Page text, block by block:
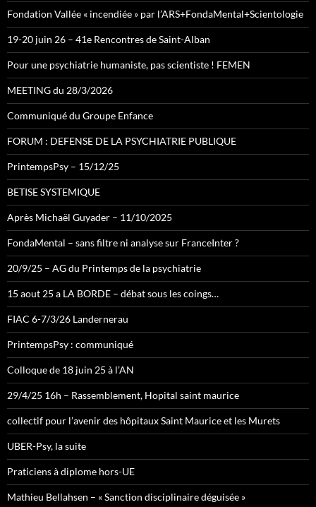
Fondation Vallée « incendiée » par l’ARS+FondaMental+Scientologie
19-20 juin 26 – 41e Rencontres de Saint-Alban
Pour une psychiatrie humaniste, pas scientiste ! FEMEN
MEETING du 28/3/2026
Communiqué du Groupe Enfance
FORUM : DEFENSE DE LA PSYCHIATRIE PUBLIQUE
PrintempsPsy – 15/12/25
BETISE SYSTEMIQUE
Après Michaël Guyader – 11/10/2025
FondaMental – sans filtre ni analyse sur FranceInter ?
20/9/25 – AG du Printemps de la psychiatrie
15 aout 25 a LA BORDE – débat sous les coings…
FIAC 6-7/3/26 Landernerau
PrintempsPsy : communiqué
Colloque de 18 juin 25 à l’AN
29/4/25 16h – Rassemblement, Hopital saint maurice
collectif pour l’avenir des hôpitaux Saint Maurice et les Murets
UBER-Psy, la suite
Praticiens à diplome hors-UE
Mathieu Bellahsen – « Sanction disciplinaire déguisée »